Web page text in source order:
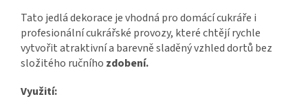
Tato jedlá dekorace je vhodná pro domácí cukráře i
profesionální cukrářské provozy, které chtějí rychle
vytvořit atraktivní a barevně sladěný vzhled dortů bez
složitého ručního zdobení.
Využití: